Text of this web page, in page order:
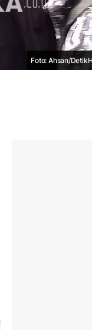
Foto: Ahsan/